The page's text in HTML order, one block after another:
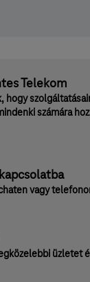
Telekom
hogy
számára
vagy
üzletet